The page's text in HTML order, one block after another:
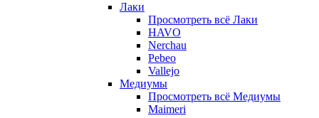
Лаки
Просмотреть всё Лаки
HAVO
Nerchau
Pebeo
Vallejo
Медиумы
Просмотреть всё Медиумы
Maimeri